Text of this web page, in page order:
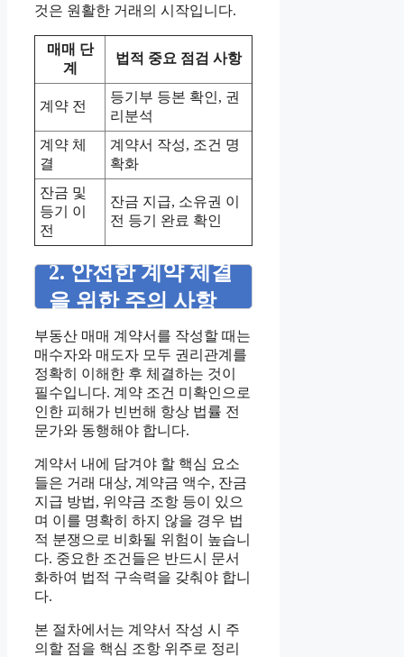
것은 원활한 거래의 시작입니다.
매매 단
계
법적 중요 점검 사항
계약 전
등기부 등본 확인, 권
리분석
계약 체
결
계약서 작성, 조건 명
확화
잔금 및
등기 이
전
잔금 지급, 소유권 이
전 등기 완료 확인
2. 안전한 계약 체결
을 위한 주의 사항
부동산 매매 계약서를 작성할 때는
매수자와 매도자 모두 권리관계를
정확히 이해한 후 체결하는 것이
필수입니다. 계약 조건 미확인으로
인한 피해가 빈번해 항상 법률 전
문가와 동행해야 합니다.
계약서 내에 담겨야 할 핵심 요소
들은 거래 대상, 계약금 액수, 잔금
지급 방법, 위약금 조항 등이 있으
며 이를 명확히 하지 않을 경우 법
적 분쟁으로 비화될 위험이 높습니
다. 중요한 조건들은 반드시 문서
화하여 법적 구속력을 갖춰야 합니
다.
본 절차에서는 계약서 작성 시 주
의할 점을 핵심 조항 위주로 정리